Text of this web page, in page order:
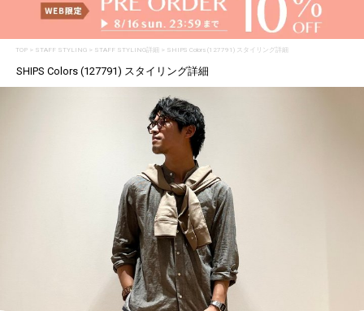
TOP> STAFF STYLING> STAFF STYLING詳細 > SHIPS Colors (127791) スタイリング詳細
SHIPS Colors (127791) スタイリング詳細